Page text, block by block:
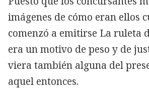
imágenes de cómo eran ellos
comenzó a emitirse La ruleta
era un motivo de peso y de
viera también alguna del
aquel entonces.